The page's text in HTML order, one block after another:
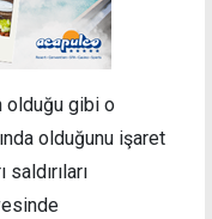
olduğu gibi o
olduğunu işaret